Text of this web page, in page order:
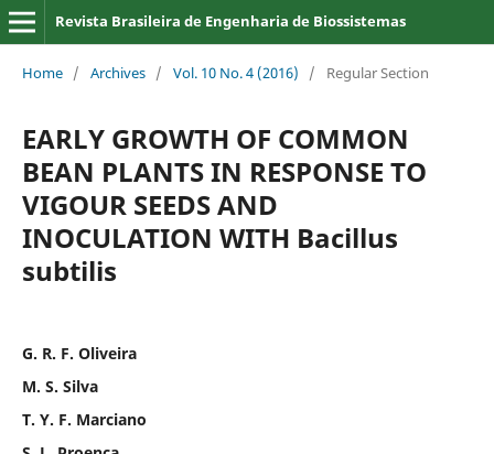
Revista Brasileira de Engenharia de Biossistemas
Home / Archives / Vol. 10 No. 4 (2016) / Regular Section
EARLY GROWTH OF COMMON
BEAN PLANTS IN RESPONSE TO
VIGOUR SEEDS AND
INOCULATION WITH Bacillus
subtilis
G. R. F. Oliveira
M. S. Silva
T. Y. F. Marciano